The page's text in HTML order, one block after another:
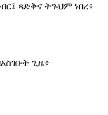
ጻድቅና ትጉህም ነበረ፥
ጊዜ፥